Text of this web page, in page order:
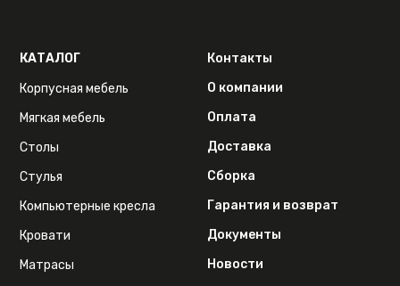
КАТАЛОГ
Корпусная мебель
Мягкая мебель
Столы
Стулья
Компьютерные кресла
Кровати
Матрасы
Контакты
О компании
Оплата
Доставка
Сборка
Гарантия и возврат
Документы
Новости